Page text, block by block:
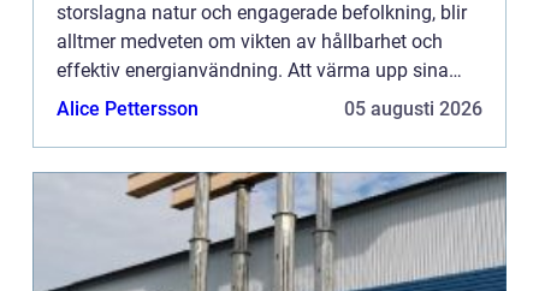
storslagna natur och engagerade befolkning, blir
alltmer medveten om vikten av hållbarhet och
effektiv energianvändning. Att värma upp sina
hem på ett energieffektivt oc...
Alice Pettersson 05 augusti 2026